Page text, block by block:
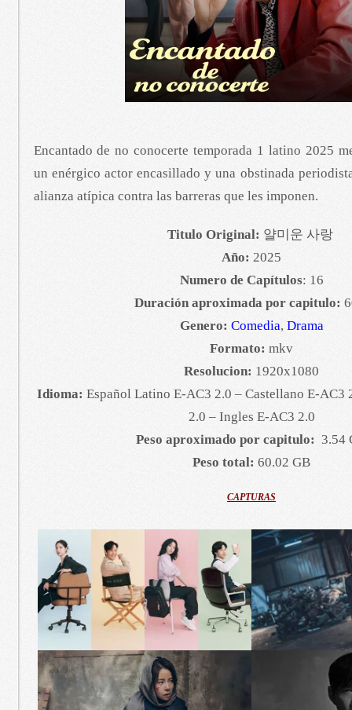
Encantado de no conocerte temporada 1 latino 2025
un enérgico actor encasillado y una obstinada
alianza atípica contra las barreras que les imponen.
Titulo Original: 얄미운 사랑
Año: 2025
Numero de Capítulos: 16
Duración aproximada por capitulo:
Genero: Comedia, Drama
Formato: mkv
Resolucion: 1920x1080
Idioma: Español Latino E-AC3 2.0 – Castellano E-AC3
2.0 – Ingles E-AC3 2.0
Peso aproximado por capitulo: 3.54
Peso total: 60.02 GB
CAPTURAS